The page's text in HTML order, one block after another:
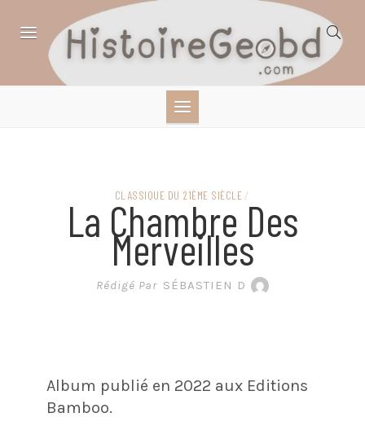
SCIENCES,
LITTÉRATURE EN
BANDE DESSINÉE
CLASSIQUE DU 21ÈME SIÈCLE /
La Chambre Des
Merveilles
Rédigé Par SÉBASTIEN D
Album publié en 2022 aux Editions
Bamboo.